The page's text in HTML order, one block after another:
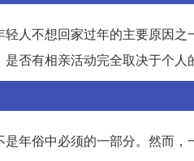
人不想回家过年的主要原因
否有相亲活动完全取决于个人
年俗中必须的一部分。然而，